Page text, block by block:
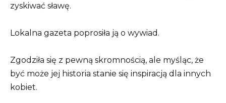
zyskiwać sławę.
Lokalna gazeta poprosiła ją o wywiad.
Zgodziła się z pewną skromnością, ale myśląc, że
być może jej historia stanie się inspiracją dla innych
kobiet.